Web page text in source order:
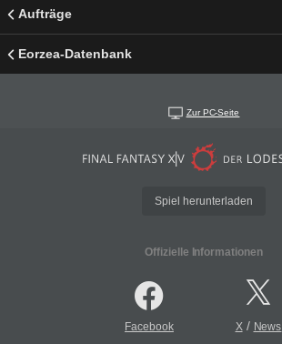
Aufträge
Eorzea-Datenbank
Zur PC-Seite
Spiel herunterladen
Offizielle Informationen
Facebook X/ News